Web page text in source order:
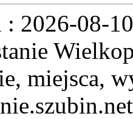
: 2026-08-10
miejsca,